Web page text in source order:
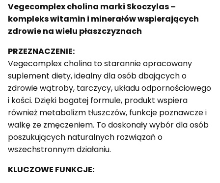
Vegecomplex cholina marki Skoczylas –
kompleks witamin i minerałów wspierających
zdrowie na wielu płaszczyznach
PRZEZNACZENIE:
Vegecomplex cholina to starannie opracowany
suplement diety, idealny dla osób dbających o
zdrowie wątroby, tarczycy, układu odpornościowego
i kości. Dzięki bogatej formule, produkt wspiera
również metabolizm tłuszczów, funkcje poznawcze i
walkę ze zmęczeniem. To doskonały wybór dla osób
poszukujących naturalnych rozwiązań o
wszechstronnym działaniu.
KLUCZOWE FUNKCJE: